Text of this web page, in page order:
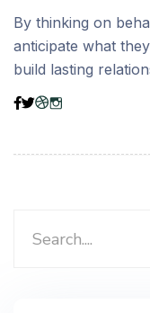
By thinking on
anticipate what
build lasting